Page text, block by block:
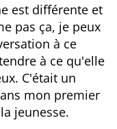
est différente et
pas ça, je peux
à ce
à ce qu'elle
C'était un
mon premier
jeunesse.